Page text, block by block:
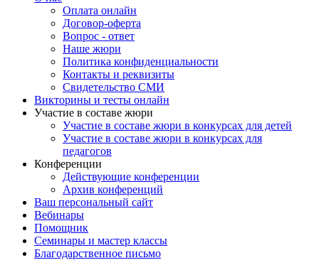
Оплата онлайн
Договор-оферта
Вопрос - ответ
Наше жюри
Политика конфиденциальности
Контакты и реквизиты
Свидетельство СМИ
Викторины и тесты онлайн
Участие в составе жюри
Участие в составе жюри в конкурсах для детей
Участие в составе жюри в конкурсах для
педагогов
Конференции
Действующие конференции
Архив конференций
Ваш персональный сайт
Вебинары
Помощник
Семинары и мастер классы
Благодарственное письмо